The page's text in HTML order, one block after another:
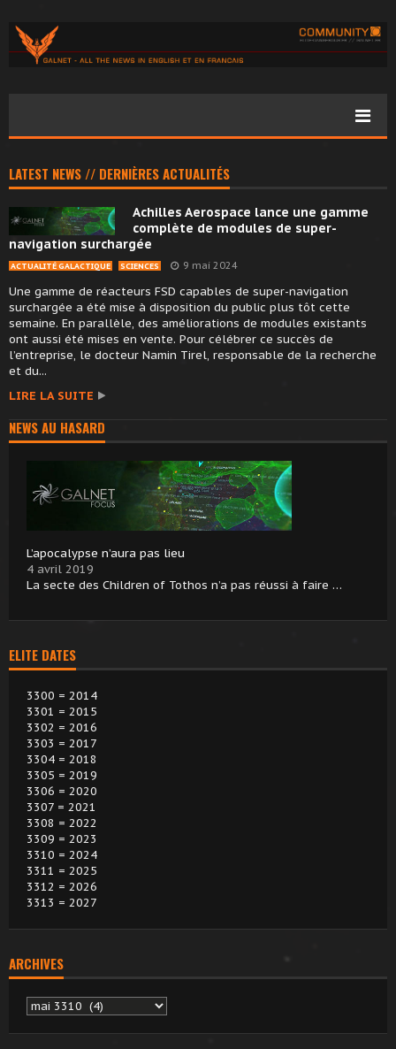
LATEST NEWS // DERNIÈRES ACTUALITÉS
Achilles Aerospace lance une gamme
complète de modules de super-
navigation surchargée
ACTUALITÉ GALACTIQUE SCIENCES 9 mai 2024
Une gamme de réacteurs FSD capables de super-navigation
surchargée a été mise à disposition du public plus tôt cette
semaine. En parallèle, des améliorations de modules existants
ont aussi été mises en vente. Pour célébrer ce succès de
l’entreprise, le docteur Namin Tirel, responsable de la recherche
et du...
LIRE LA SUITE
NEWS AU HASARD
L’apocalypse n’aura pas lieu
4 avril 2019
La secte des Children of Tothos n’a pas réussi à faire …
ELITE DATES
3300 = 2014
3301 = 2015
3302 = 2016
3303 = 2017
3304 = 2018
3305 = 2019
3306 = 2020
3307 = 2021
3308 = 2022
3309 = 2023
3310 = 2024
3311 = 2025
3312 = 2026
3313 = 2027
ARCHIVES
Archives